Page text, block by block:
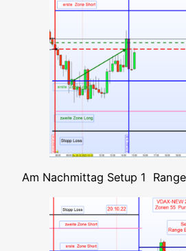
Am Nach­mit­tag Set­up 1